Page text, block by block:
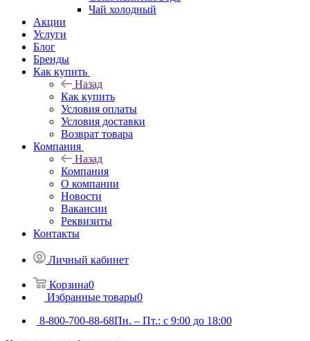
Чай холодный
Акции
Услуги
Блог
Бренды
Как купить
Назад
Как купить
Условия оплаты
Условия доставки
Возврат товара
Компания
Назад
Компания
О компании
Новости
Вакансии
Реквизиты
Контакты
Личный кабинет
Корзина0
Избранные товары0
8-800-700-88-68Пн. – Пт.: с 9:00 до 18:00